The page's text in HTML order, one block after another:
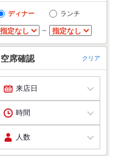
ディナー ランチ
～
空席確認 クリア